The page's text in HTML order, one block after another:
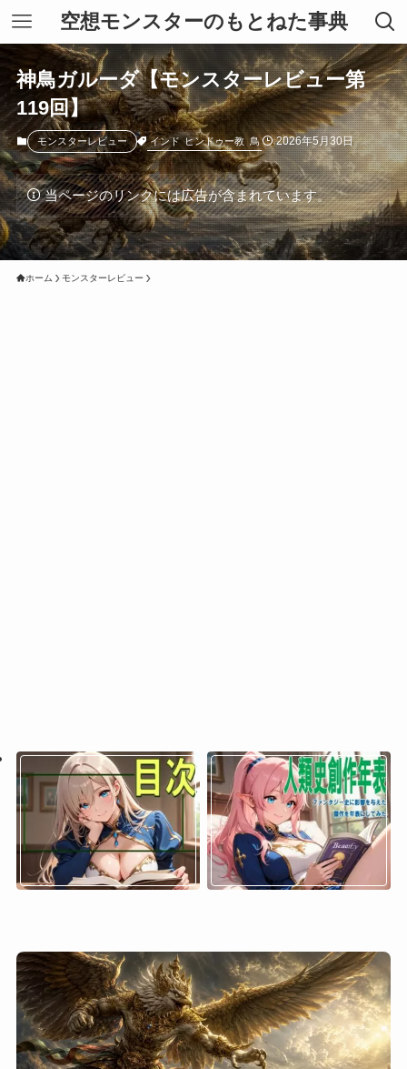
空想モンスターのもとねた事典
神鳥ガルーダ【モンスターレビュー第
119回】
モンスターレビュー インド ヒンドゥー教 鳥 2026年5月30日
当ページのリンクには広告が含まれています。
ホーム モンスターレビュー